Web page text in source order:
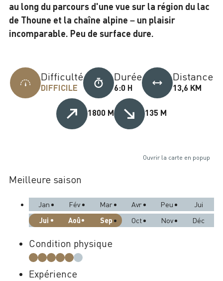
au long du parcours d'une vue sur la région du lac
de Thoune et la chaîne alpine – un plaisir
incomparable. Peu de surface dure.
Difficulté
DIFFICILE
Durée
6:0 H
Distance
13,6 KM
1800 M 135 M
Ouvrir la carte en popup
Meilleure saison
Jan Fév Mar Avr Peu Jui
Jui Aoû Sep Oct Nov Déc
Condition physique
Expérience